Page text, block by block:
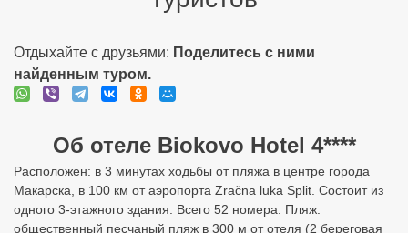
Отдыхайте с друзьями: Поделитесь с ними
найденным туром.
Об отеле Biokovo Hotel 4****
Расположен: в 3 минутах ходьбы от пляжа в центре города
Макарска, в 100 км от аэропорта Zračna luka Split. Состоит из
одного 3-этажного здания. Всего 52 номера. Пляж:
общественный песчаный пляж в 300 м от отеля (2 береговая